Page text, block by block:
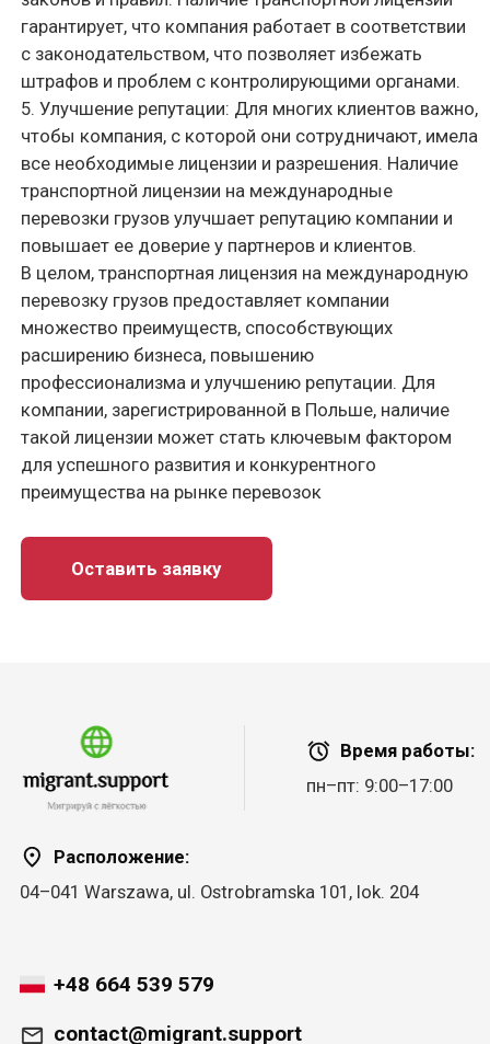
© Помощь в иммиграции в Польшу 2026г.
Оставить заявку
contact@migrant.support
Telegram
+48 664 539 579